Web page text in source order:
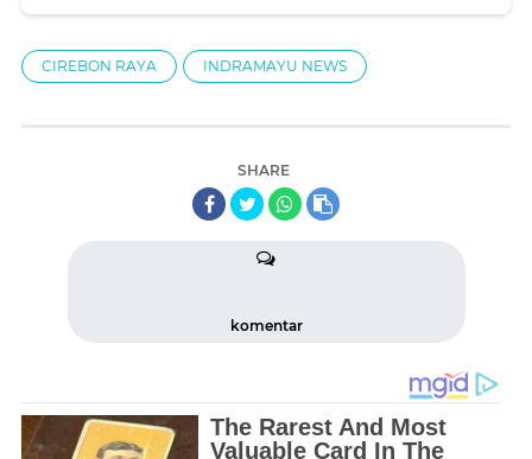
CIREBON RAYA INDRAMAYU NEWS
SHARE
komentar